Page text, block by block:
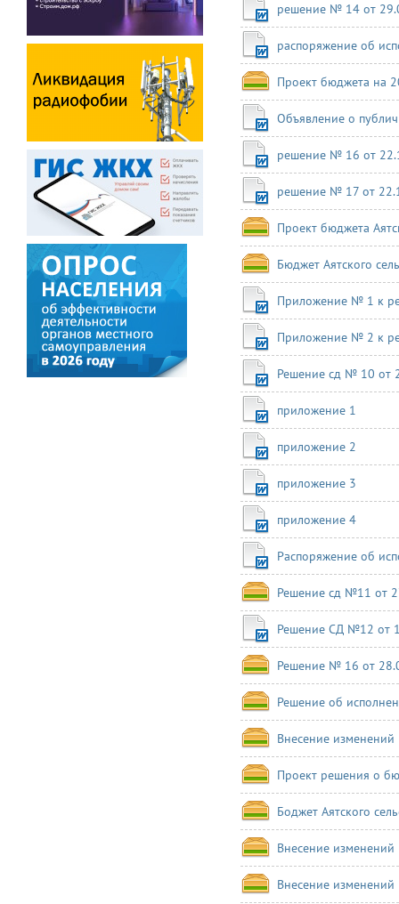
решение № 14 от
распоряжение об
Проект бюджета на
Объявление о
решение № 16 от
решение № 17 от
Проект бюджета
Бюджет Аятского
Приложение № 1 к
Приложение № 2 к
Решение сд № 10 от
приложение 1
приложение 2
приложение 3
приложение 4
Распоряжение об
Решение сд №11 от
Решение СД №12 от
Решение № 16 от
Решение об
Внесение
Проект решения о
Боджет Аятского
Внесение
Внесение